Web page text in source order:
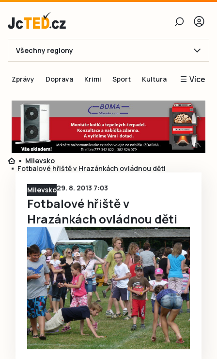
E-mail
Obnovit heslo
Přihlásit se
Ještě nemám účet, chci se
Všechny regiony
Zprávy Doprava Krimi Sport Kultura Více
Blogy
Inspirace
Čtenáři píší
Speciální přílohy
Milevsko
Fotbalové hřiště v Hrazánkách ovládnou děti
Milevsko29. 8. 2013 7:03
Fotbalové hřiště v
Hrazánkách ovládnou děti